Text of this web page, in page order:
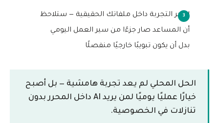
اختبر التجربة داخل ملفاتك الحقيقية — ستلاحظ
أن المساعد صار جزءًا من سير العمل اليومي
بدل أن يكون تبويبًا خارجيًا منفصلًا
الحل المحلي لم يعد تجربة هامشية — بل أصبح
خيارًا عمليًا يوميًا لمن يريد AI داخل المحرر بدون
تنازلات في الخصوصية.